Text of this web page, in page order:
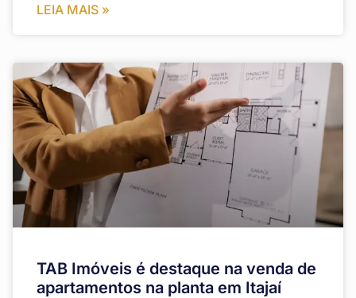
LEIA MAIS »
TAB Imóveis é destaque na venda de
apartamentos na planta em Itajaí